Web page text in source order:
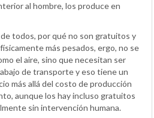
al hombre, los produce en
todos, por qué no son gratuitos y
más pesados, ergo, no se
el aire, sino que necesitan ser
de transporte y eso tiene un
más allá del costo de producción
aunque los hay incluso gratuitos
sin intervención humana.